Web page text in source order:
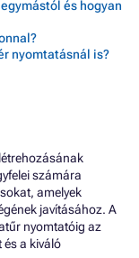
EDITIONés hogyan
nyomtatásnál is?
számára
amelyek
javításához. A
nyomtatóig az
és a kiváló